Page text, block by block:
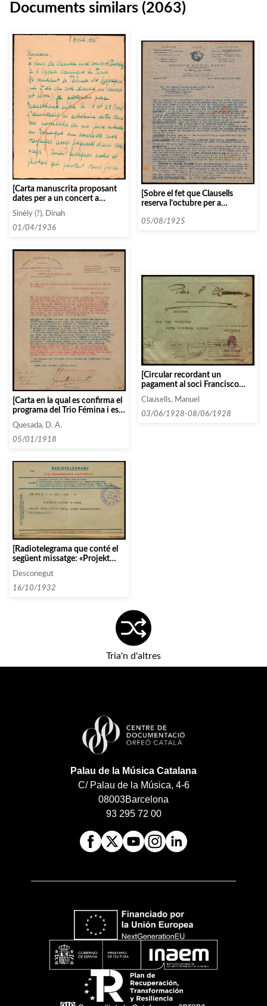
Documents similars (2063)
[Carta manuscrita proposant
dates per a un concert a
Sinèly (?), Dinah
01/04/1936
[Sobre el fet que Clausells
reserva l’octubre per a
05/08/1925
[Carta en la qual es confirma el
programa del Trio Fémina i es
comenta que falta que enviin
les biografies]
Quesada, D. A.
05/01/1918
[Circular recordant un
pagament al soci Francisco
Bulto]
Clausells, Manuel
03/06/1928-08/06/1928
[Radiotelegrama que conté el
següent missatge: «Projekt
wegen protest Daniel leider
undurchfuehrbar
kolischquartett»]
Desconegut
16/10/1932
Tria'n d'altres
Palau de la Música Catalana
C/ Palau de la Música, 4-6
08003Barcelona
93 295 72 00